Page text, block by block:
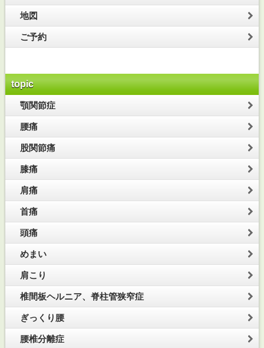
地図
ご予約
topic
顎関節症
腰痛
股関節痛
膝痛
肩痛
首痛
頭痛
めまい
肩こり
椎間板ヘルニア、脊柱管狭窄症
ぎっくり腰
腰椎分離症